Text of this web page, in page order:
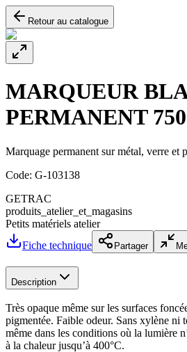
Retour au catalogue
MARQUEUR
PERMANENT
Marquage permanent sur métal, verre et
Code: G-103138
GETRAC
produits_atelier_et_magasins
Petits matériels atelier
Fiche technique
Partager
Description
Très opaque même sur les surfaces
pigmentée. Faible odeur. Sans xylène ni
même dans les conditions où la lumière
à la chaleur jusqu’à 400°C.